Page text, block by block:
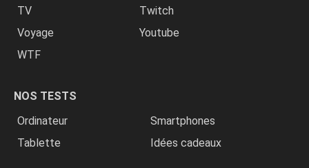
TV
Twitch
Voyage
Youtube
WTF
NOS TESTS
Ordinateur
Smartphones
Tablette
Idées cadeaux